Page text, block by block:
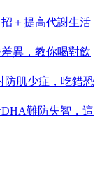
＋提高代謝生活
異，教你喝對飲
防肌少症，吃錯恐
難防失智，這